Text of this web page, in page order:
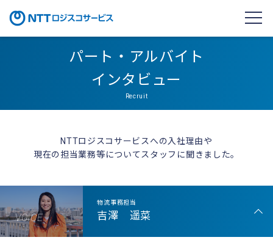
パート・アルバイト
インタビュー
Recruit
NTTロジスコサービスへの入社理由や
現在の担当業務等についてスタッフに聞きました。
VOICE
物流事務担当
吉澤 遥菜